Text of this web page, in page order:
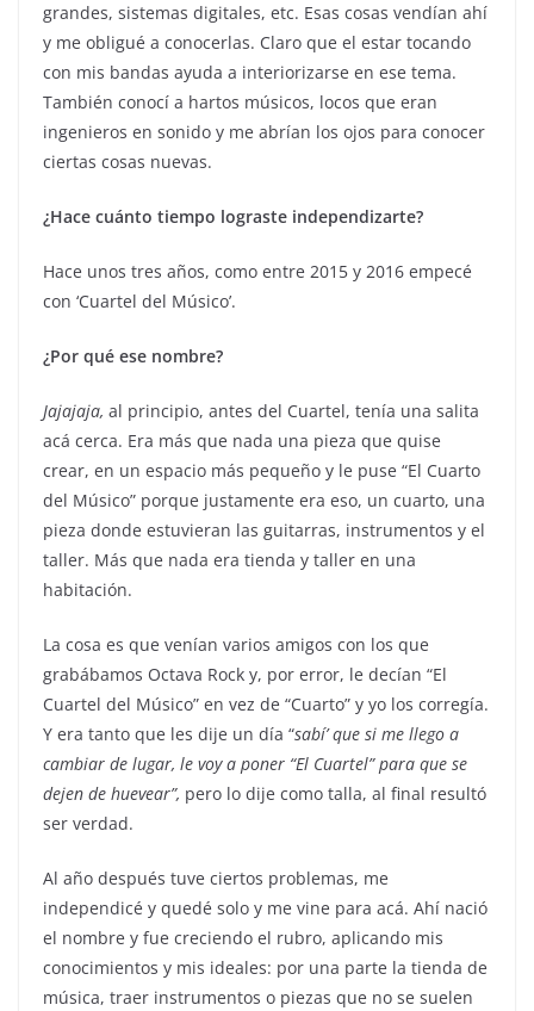
grandes, sistemas digitales, etc. Esas cosas vendían ahí
y me obligué a conocerlas. Claro que el estar tocando
con mis bandas ayuda a interiorizarse en ese tema.
También conocí a hartos músicos, locos que eran
ingenieros en sonido y me abrían los ojos para conocer
ciertas cosas nuevas.
¿Hace cuánto tiempo lograste independizarte?
Hace unos tres años, como entre 2015 y 2016 empecé
con ‘Cuartel del Músico’.
¿Por qué ese nombre?
Jajajaja, al principio, antes del Cuartel, tenía una salita
acá cerca. Era más que nada una pieza que quise
crear, en un espacio más pequeño y le puse “El Cuarto
del Músico” porque justamente era eso, un cuarto, una
pieza donde estuvieran las guitarras, instrumentos y el
taller. Más que nada era tienda y taller en una
habitación.
La cosa es que venían varios amigos con los que
grabábamos Octava Rock y, por error, le decían “El
Cuartel del Músico” en vez de “Cuarto” y yo los corregía.
Y era tanto que les dije un día “sabí’ que si me llego a
cambiar de lugar, le voy a poner “El Cuartel” para que se
dejen de huevear”, pero lo dije como talla, al final resultó
ser verdad.
Al año después tuve ciertos problemas, me
independicé y quedé solo y me vine para acá. Ahí nació
el nombre y fue creciendo el rubro, aplicando mis
conocimientos y mis ideales: por una parte la tienda de
música, traer instrumentos o piezas que no se suelen